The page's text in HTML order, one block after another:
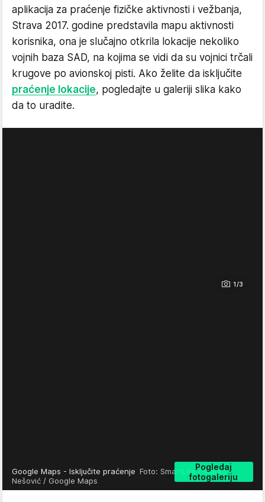
aplikacija za praćenje fizičke aktivnosti i vežbanja,
Strava 2017. godine predstavila mapu aktivnosti
korisnika, ona je slučajno otkrila lokacije nekoliko
vojnih baza SAD, na kojima se vidi da su vojnici trčali
krugove po avionskoj pisti. Ako želite da isključite
praćenje lokacije, pogledajte u galeriji slika kako
da to uradite.
1/3
Pogledaj
fotogaleriju
Google Maps - Isključite praćenje Foto: SmartLife / Marko
Nešović / Google Maps